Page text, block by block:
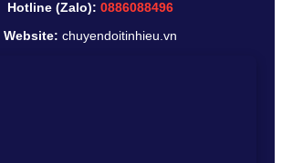
Hotline (Zalo): 0886088496
Website: chuyendoitinhieu.vn